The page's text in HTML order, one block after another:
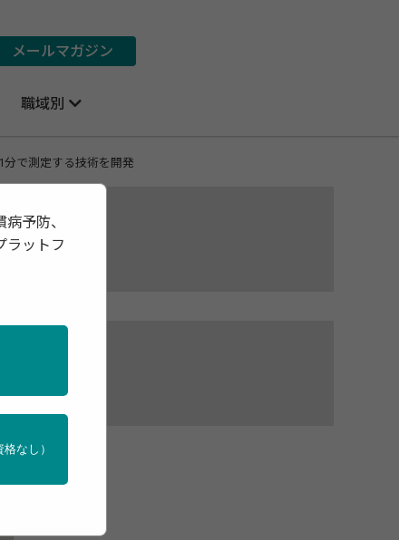
職域別
メールマガジン
で測定する技術を開発
予防、
ラットフ
なし）